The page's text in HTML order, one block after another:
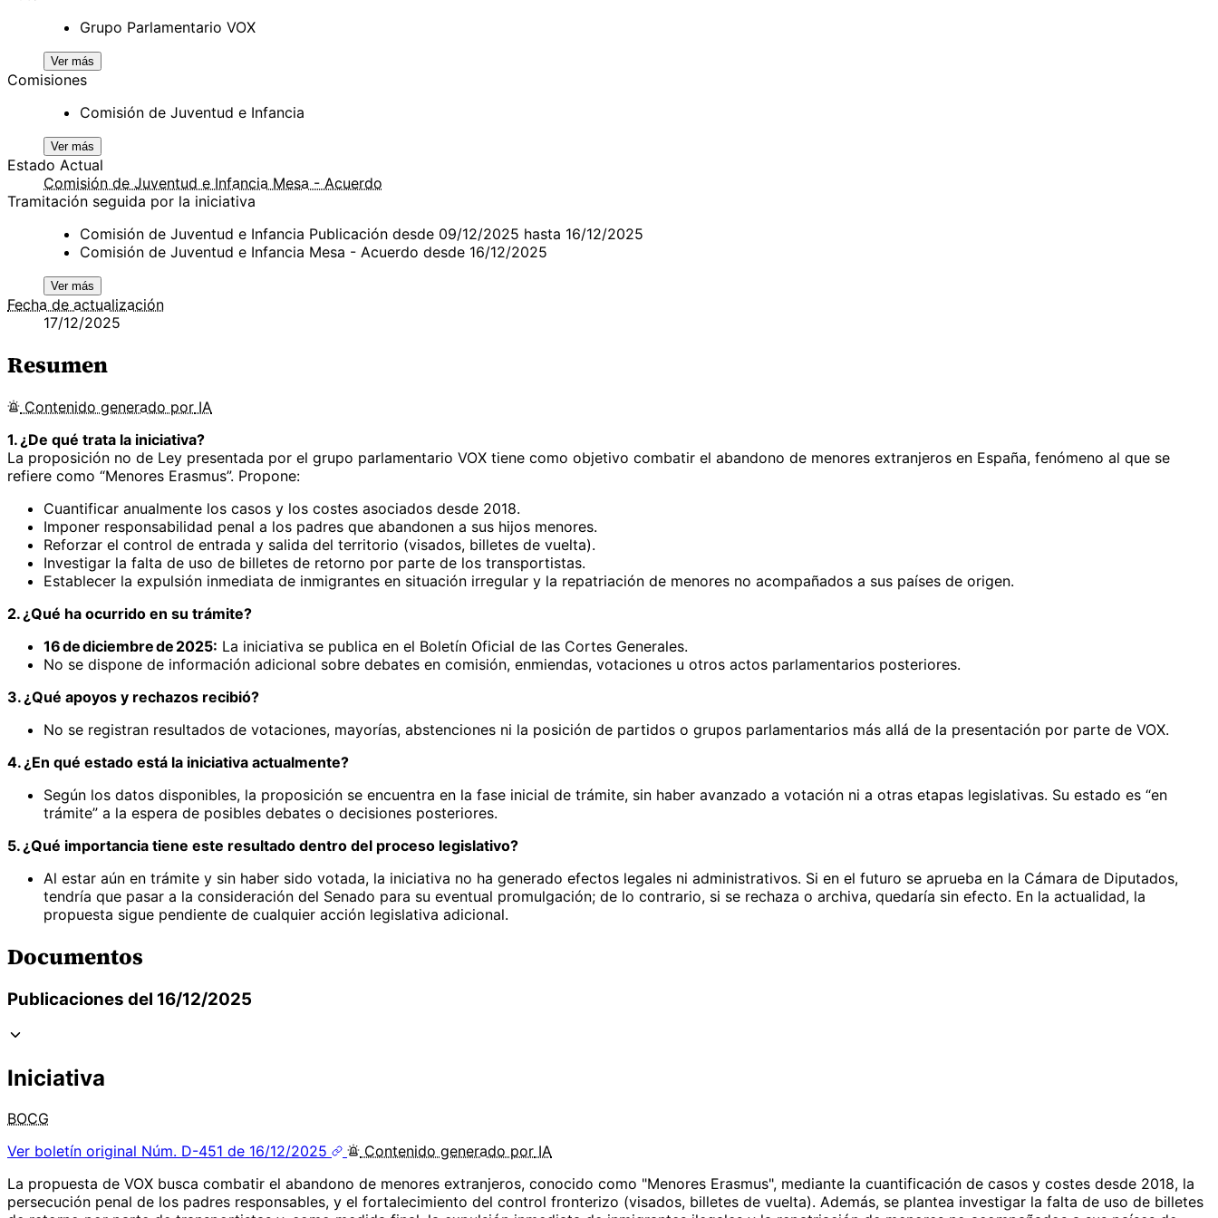
Grupo Parlamentario VOX
Ver más
Comisiones
Comisión de Juventud e Infancia
Ver más
Estado Actual
Comisión de Juventud e Infancia Mesa - Acuerdo
Tramitación seguida por la iniciativa
Comisión de Juventud e Infancia Publicación desde 09/12/2025 hasta 16/12/2025
Comisión de Juventud e Infancia Mesa - Acuerdo desde 16/12/2025
Ver más
Fecha de actualización
17/12/2025
Resumen
Contenido generado por IA
1. ¿De qué trata la iniciativa?
La proposición no de Ley presentada por el grupo parlamentario VOX tiene como objetivo combatir el abandono de menores extranjeros en España, fenómeno al que se
refiere como “Menores Erasmus”. Propone:
Cuantificar anualmente los casos y los costes asociados desde 2018.
Imponer responsabilidad penal a los padres que abandonen a sus hijos menores.
Reforzar el control de entrada y salida del territorio (visados, billetes de vuelta).
Investigar la falta de uso de billetes de retorno por parte de los transportistas.
Establecer la expulsión inmediata de inmigrantes en situación irregular y la repatriación de menores no acompañados a sus países de origen.
2. ¿Qué ha ocurrido en su trámite?
16 de diciembre de 2025: La iniciativa se publica en el Boletín Oficial de las Cortes Generales.
No se dispone de información adicional sobre debates en comisión, enmiendas, votaciones u otros actos parlamentarios posteriores.
3. ¿Qué apoyos y rechazos recibió?
No se registran resultados de votaciones, mayorías, abstenciones ni la posición de partidos o grupos parlamentarios más allá de la presentación por parte de VOX.
4. ¿En qué estado está la iniciativa actualmente?
Según los datos disponibles, la proposición se encuentra en la fase inicial de trámite, sin haber avanzado a votación ni a otras etapas legislativas. Su estado es “en
trámite” a la espera de posibles debates o decisiones posteriores.
5. ¿Qué importancia tiene este resultado dentro del proceso legislativo?
Al estar aún en trámite y sin haber sido votada, la iniciativa no ha generado efectos legales ni administrativos. Si en el futuro se aprueba en la Cámara de Diputados,
tendría que pasar a la consideración del Senado para su eventual promulgación; de lo contrario, si se rechaza o archiva, quedaría sin efecto. En la actualidad, la
propuesta sigue pendiente de cualquier acción legislativa adicional.
Documentos
Publicaciones del 16/12/2025
Iniciativa
BOCG
Ver boletín original Núm. D-451 de 16/12/2025 Contenido generado por IA
La propuesta de VOX busca combatir el abandono de menores extranjeros, conocido como "Menores Erasmus", mediante la cuantificación de casos y costes desde 2018, la
persecución penal de los padres responsables, y el fortalecimiento del control fronterizo (visados, billetes de vuelta). Además, se plantea investigar la falta de uso de billetes